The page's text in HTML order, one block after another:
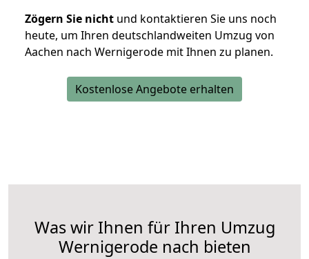
Zögern Sie nicht und kontaktieren Sie uns noch
heute, um Ihren deutschlandweiten Umzug von
Aachen nach Wernigerode mit Ihnen zu planen.
Kostenlose Angebote erhalten
Was wir Ihnen für Ihren Umzug
Wernigerode nach bieten